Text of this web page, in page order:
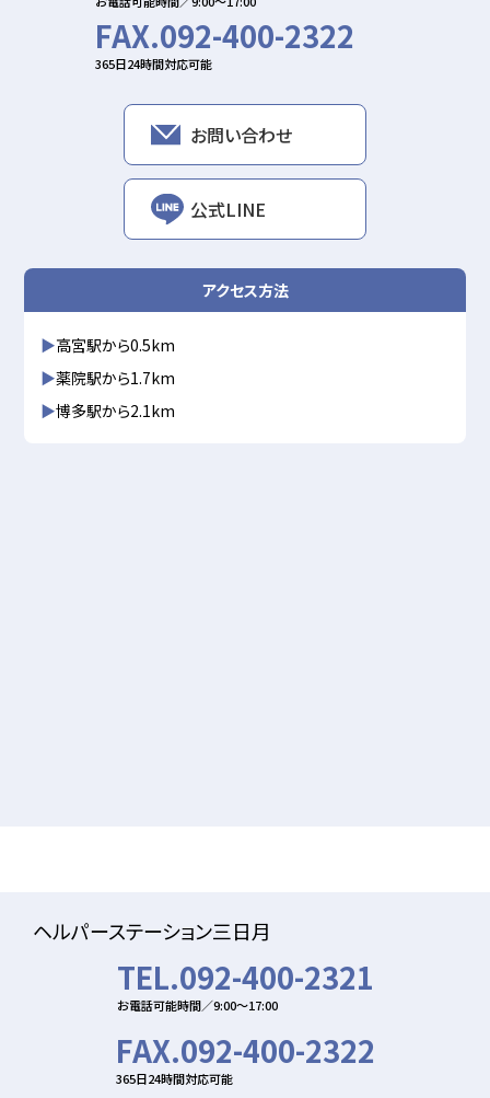
FAX.092-400-2322
365日24時間対応可能
お問い合わせ
公式LINE
アクセス方法
高宮駅から0.5km
薬院駅から1.7km
博多駅から2.1km
ヘルパーステーション三日月
TEL.092-400-2321
お電話可能時間／9:00〜17:00
FAX.092-400-2322
365日24時間対応可能